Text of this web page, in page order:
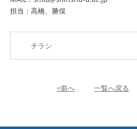
担当：高橋、勝俣
チラシ
<前へ 一覧へ戻る